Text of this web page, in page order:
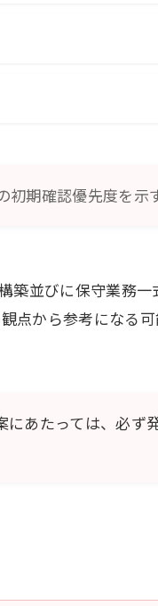
期確認優先度を示
並びに保守業務一
から参考になる可
あたっては、必ず